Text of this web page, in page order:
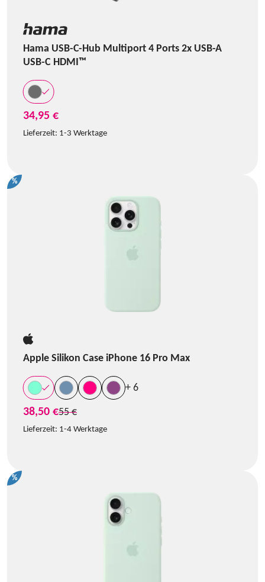
Hama USB-C-Hub Multiport 4 Ports 2x USB-A
USB-C HDMI™
34,95 €
Lieferzeit: 1-3 Werktage
%
Apple Silikon Case iPhone 16 Pro Max
+ 6
38,50 €statt
55 €
Lieferzeit: 1-4 Werktage
%